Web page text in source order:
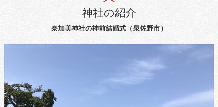
奈加美神社の神前結婚式（泉佐野市）
神社の紹介